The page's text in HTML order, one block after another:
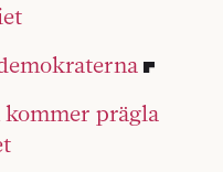
kommer prägla